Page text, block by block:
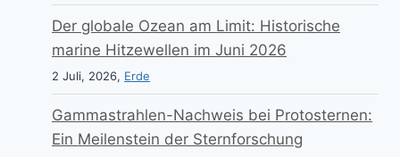
Der globale Ozean am Limit: Historische
marine Hitzewellen im Juni 2026
2 Juli, 2026, Erde
Gammastrahlen-Nachweis bei Protosternen:
Ein Meilenstein der Sternforschung